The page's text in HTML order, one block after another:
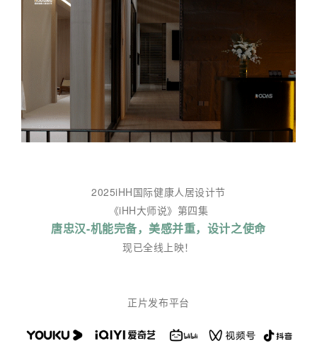
2025iHH国际健康人居设计节
《iHH大师说》第四集
唐忠汉-机能完备，美感并重，设计之使命
现已全线上映！
正片发布平台